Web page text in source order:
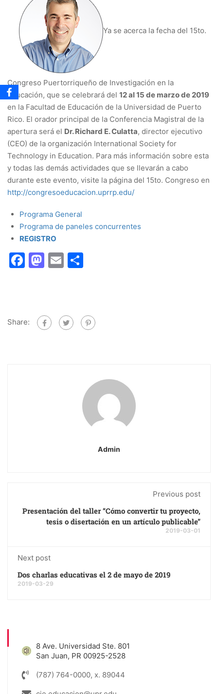
Ya se acerca la fecha del 15to.
Congreso Puertorriqueño de Investigación en la
Educación, que se celebrará del 12 al 15 de marzo de 2019
en la Facultad de Educación de la Universidad de Puerto
Rico. El orador principal de la Conferencia Magistral de la
apertura será el Dr. Richard E. Culatta, director ejecutivo
(CEO) de la organización International Society for
Technology in Education. Para más información sobre esta
y todas las demás actividades que se llevarán a cabo
durante este evento, visite la página del 15to. Congreso en
http://congresoeducacion.uprrp.edu/
Programa General
Programa de paneles concurrentes
REGISTRO
Facebook
Mastodon
Email
Share:
Admin
Previous post
Presentación del taller “Cómo convertir tu proyecto,
tesis o disertación en un artículo publicable”
2019-03-01
Next post
Dos charlas educativas el 2 de mayo de 2019
2019-03-29
8 Ave. Universidad Ste. 801
San Juan, PR 00925-2528
(787) 764-0000, x. 89044